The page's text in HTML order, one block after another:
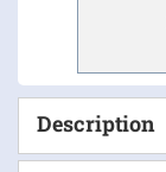
Description